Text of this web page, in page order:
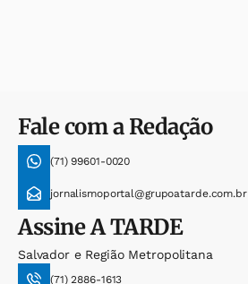
Fale com a Redação
(71) 99601-0020
jornalismoportal@grupoatarde.com.br
AssineA TARDE
Salvador e Região Metropolitana
(71) 2886-1613